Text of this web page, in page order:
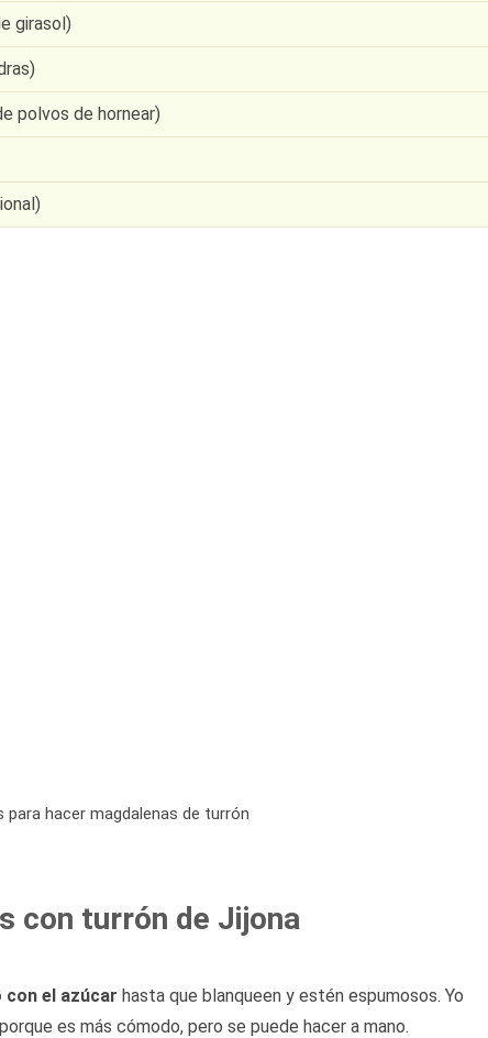
girasol)
polvos de hornear)
para hacer magdalenas de turrón
con turrón de Jijona
el azúcar hasta que blanqueen y estén espumosos. Yo
es más cómodo, pero se puede hacer a mano.